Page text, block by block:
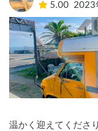
5.00 2023
温かく迎えてくださ